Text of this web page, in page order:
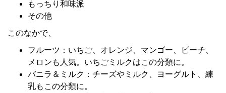
もっちり和味派
その他
このなかで、
フルーツ：いちご、オレンジ、マンゴー、ピーチ、
メロンも人気。いちごミルクはこの分類に。
バニラ＆ミルク：チーズやミルク、ヨーグルト、練
乳もこの分類に。